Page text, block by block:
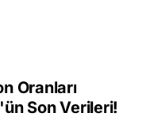
Oranları
Son Verileri!